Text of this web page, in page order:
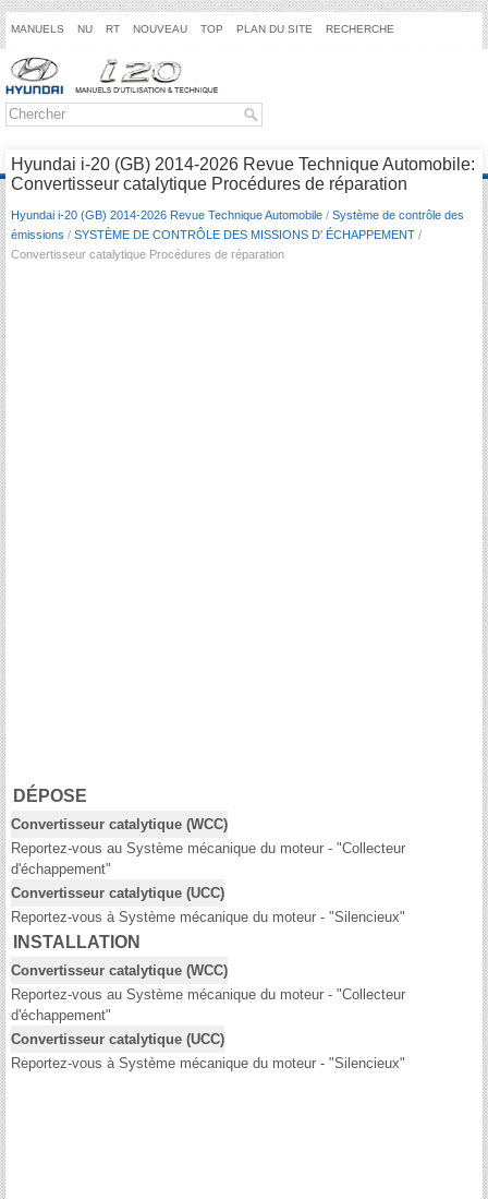
MANUELS NU RT NOUVEAU TOP PLAN DU SITE RECHERCHE
Hyundai i-20 (GB) 2014-2026 Revue Technique Automobile:
Convertisseur catalytique Procédures de réparation
Hyundai i-20 (GB) 2014-2026 Revue Technique Automobile / Système de contrôle des
émissions / SYSTÈME DE CONTRÔLE DES MISSIONS D′ ÉCHAPPEMENT /
Convertisseur catalytique Procédures de réparation
DÉPOSE
Convertisseur catalytique (WCC)
Reportez-vous au Système mécanique du moteur - "Collecteur
d'échappement"
Convertisseur catalytique (UCC)
Reportez-vous à Système mécanique du moteur - "Silencieux"
INSTALLATION
Convertisseur catalytique (WCC)
Reportez-vous au Système mécanique du moteur - "Collecteur
d'échappement"
Convertisseur catalytique (UCC)
Reportez-vous à Système mécanique du moteur - "Silencieux"